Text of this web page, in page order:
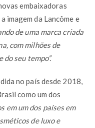
embaixadoras
imagem da Lancôme e
de uma marca criada
com milhões de
seu tempo”.
no país desde 2018,
como um dos
em um dos países em
de luxo e